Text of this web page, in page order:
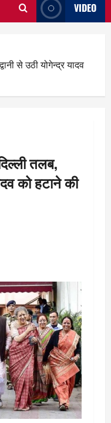
VIDEO
से उठी योगेन्द्र यादव
तलब,
को हटाने की